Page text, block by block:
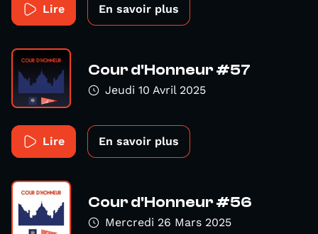
Lire En savoir plus
Cour d'Honneur #57
Jeudi 10 Avril 2025
Lire En savoir plus
Cour d'Honneur #56
Mercredi 26 Mars 2025